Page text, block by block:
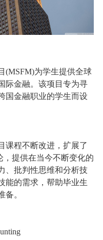
(MSFM)为学生提供全球
际金融。该项目专为寻
国金融职业的学生而设
程不断改进，扩展了
提供在当今不断变化的
、批判性思维和分析技
能的需求，帮助毕业生
备。